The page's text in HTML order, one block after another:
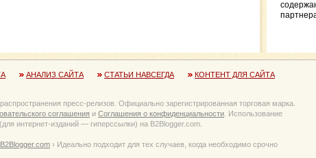
АНАЛИЗ САЙТА СТАТЬИ НАВСЕГДА КОНТЕНТ ДЛЯ САЙТА
пресс-релизов. Официально зарегистрированная торговая марка.
соглашения и Соглашения о конфиденциальности . Использование
интернет-изданий — гиперссылки) на B2Blogger.com.
› Идеально подходит для тех случаев, когда необходимо срочно